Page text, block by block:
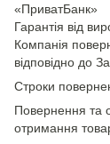
«ПриватБанк»
Гарантія від
Компанія
відповідно до
Строки
Повернення та
отримання